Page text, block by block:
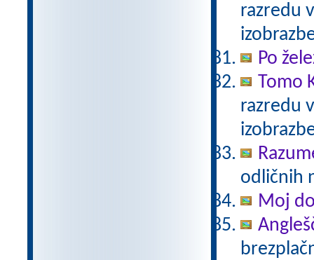
razredu
Po
Tomo
razredu
odličnih
Moj